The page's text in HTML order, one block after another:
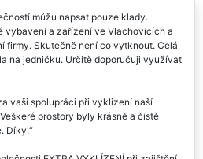
můžu napsat pouze klady.
vybavení a zařízení ve Vlachovicích a
firmy. Skutečně není co vytknout. Celá
na jedničku. Určitě doporučuji využívat
vaši spolupráci při vyklizení naší
prostory byly krásně a čistě
Díky.